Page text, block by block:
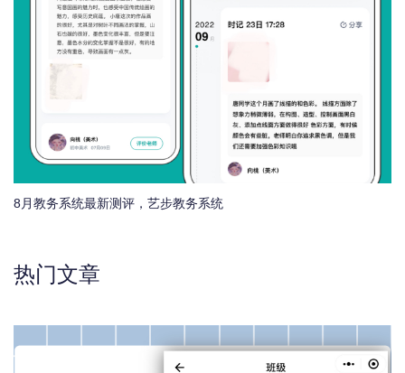
8月教务系统最新测评，艺步教务系统
热门文章